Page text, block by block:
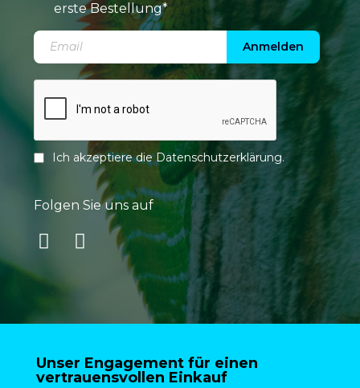
erste Bestellung*
Anmelden
Ich akzeptiere dieDatenschutzerklärung.
Folgen Sie uns auf
Unser Engagement für einen
vertrauensvollen Einkauf